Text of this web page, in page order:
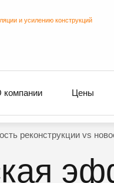
и усилению конструкций
компании Цены
реконструкции vs